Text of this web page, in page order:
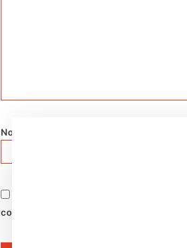
Nombre
Guardar mi nombre, correo
comentario.